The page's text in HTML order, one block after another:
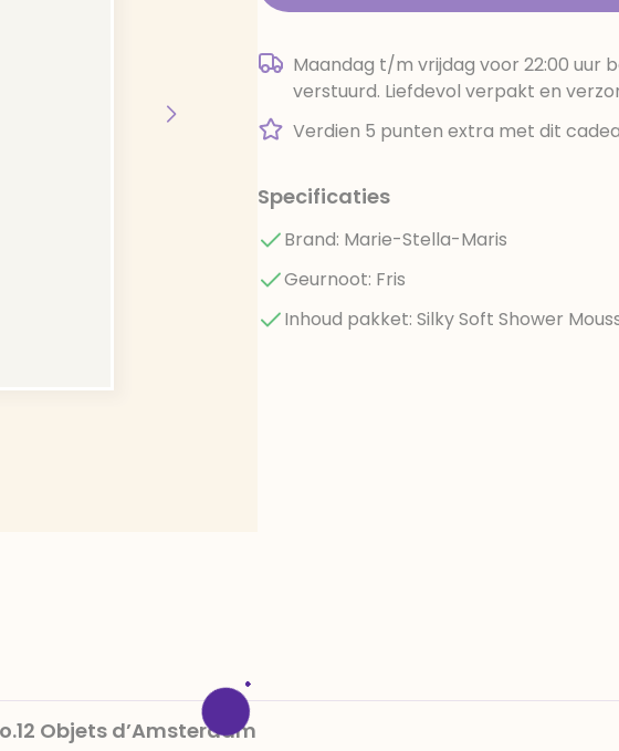
Maandag t/m vrijdag voor 22:00 uur
verstuurd. Liefdevol verpakt en
Verdien 5 punten extra met dit
Specificaties
Brand: Marie-Stella-Maris
Geurnoot: Fris
Inhoud pakket: Silky Soft Shower
Objets d’Amsterdam